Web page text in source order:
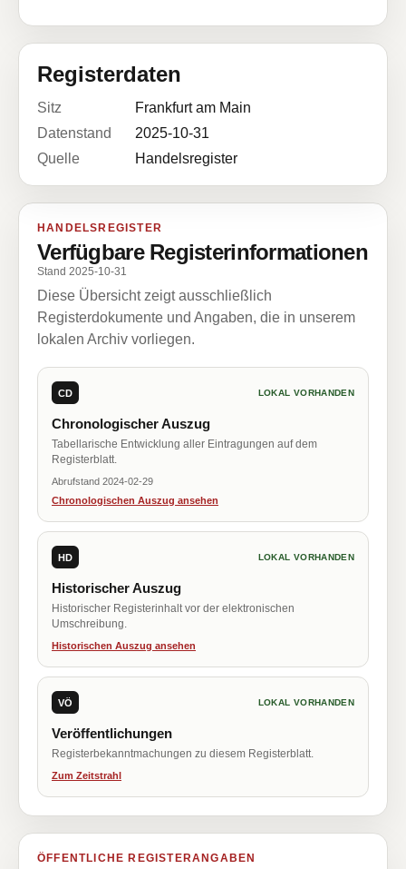
Registerdaten
Sitz
Frankfurt am Main
Datenstand
2025-10-31
Quelle
Handelsregister
HANDELSREGISTER
Verfügbare Registerinformationen
Stand 2025-10-31
Diese Übersicht zeigt ausschließlich
Registerdokumente und Angaben, die in unserem
lokalen Archiv vorliegen.
CD LOKAL VORHANDEN
Chronologischer Auszug
Tabellarische Entwicklung aller Eintragungen auf dem
Registerblatt.
Abrufstand 2024-02-29
Chronologischen Auszug ansehen
HD LOKAL VORHANDEN
Historischer Auszug
Historischer Registerinhalt vor der elektronischen
Umschreibung.
Historischen Auszug ansehen
VÖ LOKAL VORHANDEN
Veröffentlichungen
Registerbekanntmachungen zu diesem Registerblatt.
Zum Zeitstrahl
ÖFFENTLICHE REGISTERANGABEN